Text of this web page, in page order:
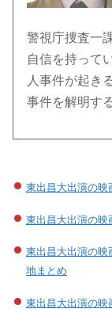
警視庁捜査一
自信を持って
人事件が起き
事件を解明す
東出昌大出演の映
東出昌大出演の映
東出昌大出演の映
地まとめ
東出昌大出演の映